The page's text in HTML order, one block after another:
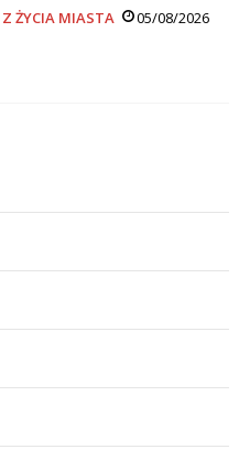
Z ŻYCIA MIASTA 05/08/2026